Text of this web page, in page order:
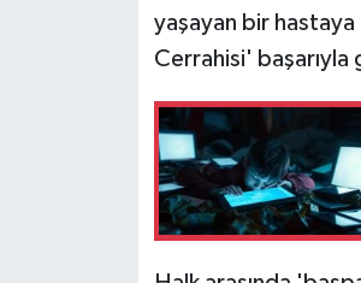
yaşayan bir
Cerrahisi'